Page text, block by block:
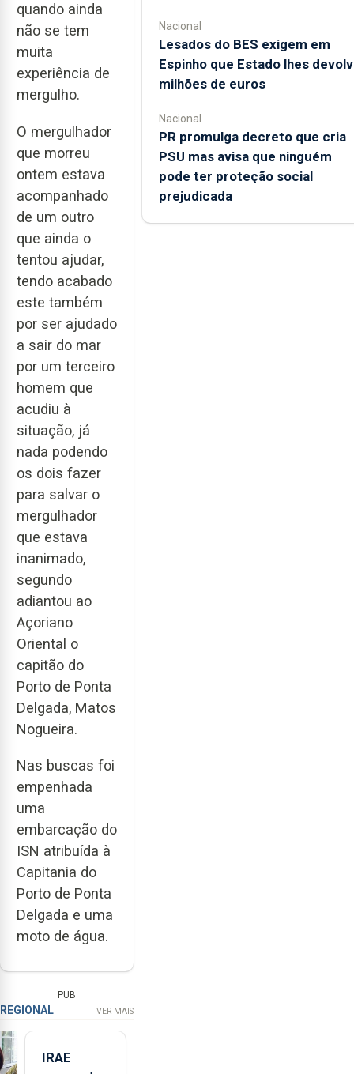
quando ainda
não se tem
muita
experiência de
mergulho.
O mergulhador
que morreu
ontem estava
acompanhado
de um outro
que ainda o
tentou ajudar,
tendo acabado
este também
por ser ajudado
a sair do mar
por um terceiro
homem que
acudiu à
situação, já
nada podendo
os dois fazer
para salvar o
mergulhador
que estava
inanimado,
segundo
adiantou ao
Açoriano
Oriental o
capitão do
Porto de Ponta
Delgada, Matos
Nogueira.
Nas buscas foi
empenhada
uma
embarcação do
ISN atribuída à
Capitania do
Porto de Ponta
Delgada e uma
moto de água.
PUB
REGIONAL VER MAIS
IRAE
Nacional
Lesados do BES exigem em
Espinho que Estado lhes
milhões de euros
Nacional
PR promulga decreto que cria
PSU mas avisa que ninguém
pode ter proteção social
prejudicada